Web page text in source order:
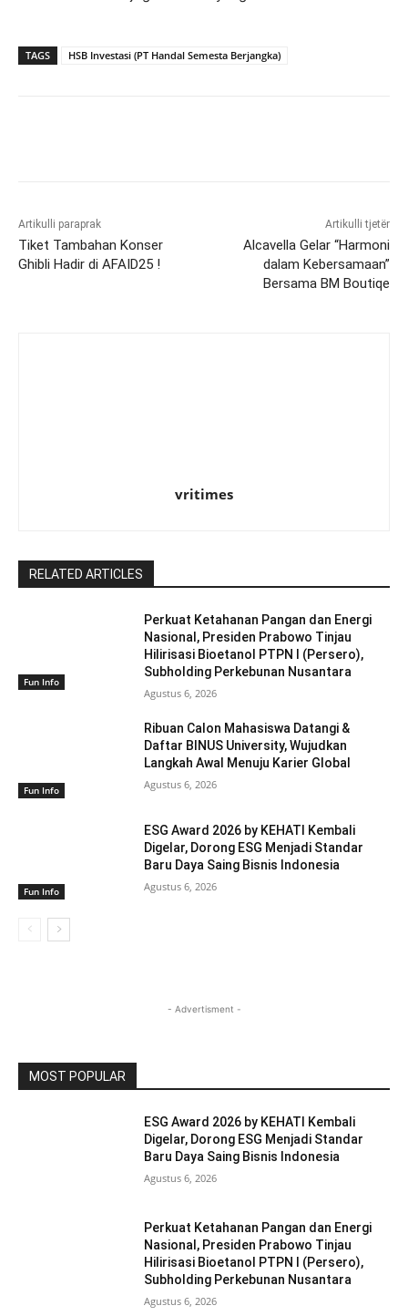
TAGS HSB Investasi (PT Handal Semesta Berjangka)
Artikulli paraprak
Tiket Tambahan Konser
Ghibli Hadir di AFAID25 !
Artikulli tjetër
Alcavella Gelar “Harmoni
dalam Kebersamaan”
Bersama BM Boutiqe
vritimes
RELATED ARTICLES
Fun Info
Perkuat Ketahanan Pangan dan Energi
Nasional, Presiden Prabowo Tinjau
Hilirisasi Bioetanol PTPN I (Persero),
Subholding Perkebunan Nusantara
Agustus 6, 2026
Fun Info
Ribuan Calon Mahasiswa Datangi &
Daftar BINUS University, Wujudkan
Langkah Awal Menuju Karier Global
Agustus 6, 2026
Fun Info
ESG Award 2026 by KEHATI Kembali
Digelar, Dorong ESG Menjadi Standar
Baru Daya Saing Bisnis Indonesia
Agustus 6, 2026
- Advertisment -
MOST POPULAR
ESG Award 2026 by KEHATI Kembali
Digelar, Dorong ESG Menjadi Standar
Baru Daya Saing Bisnis Indonesia
Agustus 6, 2026
Perkuat Ketahanan Pangan dan Energi
Nasional, Presiden Prabowo Tinjau
Hilirisasi Bioetanol PTPN I (Persero),
Subholding Perkebunan Nusantara
Agustus 6, 2026